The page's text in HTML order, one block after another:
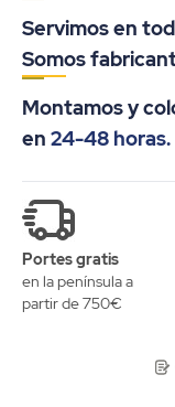
Servimos en
Somos
Montamos y
en 24-48 horas.
Portes gratis
en la península a
partir de 750€